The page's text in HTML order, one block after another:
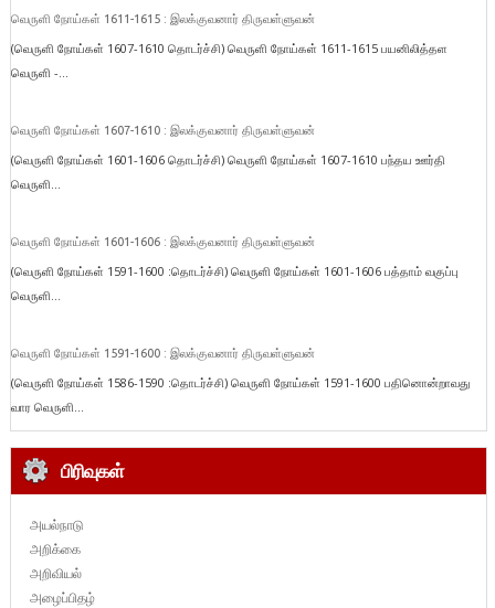
வெருளி நோய்கள் 1611-1615 : இலக்குவனார் திருவள்ளுவன்
(வெருளி நோய்கள் 1607-1610 தொடர்ச்சி) வெருளி நோய்கள் 1611-1615 பயனிலித்தள
வெருளி -...
வெருளி நோய்கள் 1607-1610 : இலக்குவனார் திருவள்ளுவன்
(வெருளி நோய்கள் 1601-1606 தொடர்ச்சி) வெருளி நோய்கள் 1607-1610 பந்தய ஊர்தி
வெருளி...
வெருளி நோய்கள் 1601-1606 : இலக்குவனார் திருவள்ளுவன்
(வெருளி நோய்கள் 1591-1600 :தொடர்ச்சி) வெருளி நோய்கள் 1601-1606 பத்தாம் வகுப்பு
வெருளி...
வெருளி நோய்கள் 1591-1600 : இலக்குவனார் திருவள்ளுவன்
(வெருளி நோய்கள் 1586-1590 :தொடர்ச்சி) வெருளி நோய்கள் 1591-1600 பதினொன்றாவது
வார வெருளி...
பிரிவுகள்
அயல்நாடு
அறிக்கை
அறிவியல்
அழைப்பிதழ்